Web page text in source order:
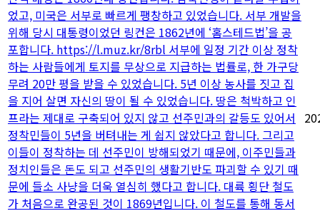
었고, 미국은 서부로 빠르게 팽창하고 있었습니다. 서부 개발을
위해 당시 대통령이었던 링컨은 1862년에 ‘홈스테드법’을 공
포합니다. https://l.muz.kr/8rbl 서부에 일정 기간 이상 정착
하는 사람들에게 토지를 무상으로 지급하는 법률로, 한 가구당
무려 20만 평을 받을 수 있었습니다. 5년 이상 농사를 짓고 집
을 지어 살면 자신의 땅이 될 수 있었습니다. 땅은 척박하고 인
프라는 제대로 구축되어 있지 않고 선주민과의 갈등도 있어서
정착민들이 5년을 버텨내는 게 쉽지 않았다고 합니다. 그리고
이들이 정착하는 데 선주민이 방해되었기 때문에, 이주민들과
정치인들은 돈도 되고 선주민의 생활기반도 파괴할 수 있기 때
문에 들소 사냥을 더욱 열심히 했다고 합니다. 대륙 횡단 철도
가 처음으로 완공된 것이 1869년입니다. 이 철도를 통해 동서